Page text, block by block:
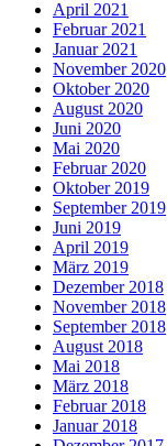
April 2021
Februar 2021
Januar 2021
November 2020
Oktober 2020
August 2020
Juni 2020
Mai 2020
Februar 2020
Oktober 2019
September 2019
Juni 2019
April 2019
März 2019
Dezember 2018
November 2018
September 2018
August 2018
Mai 2018
März 2018
Februar 2018
Januar 2018